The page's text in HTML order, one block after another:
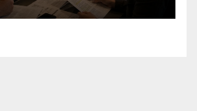
VALOR DEL
GENUINO